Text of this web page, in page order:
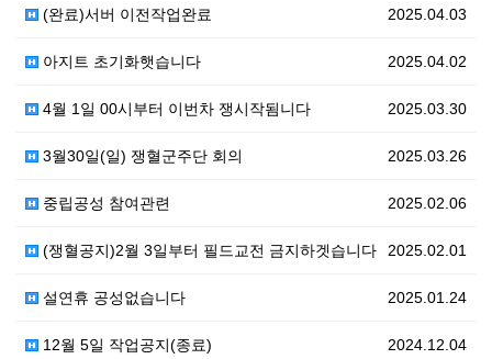
2025.04.03
(완료)서버 이전작업완료
2025.04.02
아지트 초기화햇습니다
2025.03.30
4월 1일 00시부터 이번차 쟁시작됨니다
2025.03.26
3월30일(일) 쟁혈군주단 회의
2025.02.06
중립공성 참여관련
2025.02.01
(쟁혈공지)2월 3일부터 필드교전 금지하겟습니다
2025.01.24
설연휴 공성없습니다
2024.12.04
12월 5일 작업공지(종료)